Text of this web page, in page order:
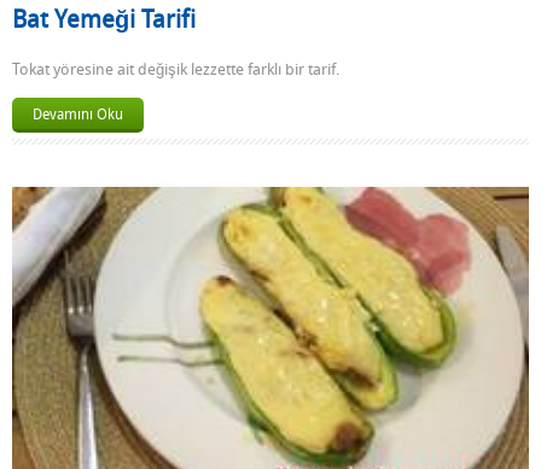
Bat Yemeği Tarifi
Tokat yöresine ait değişik lezzette farklı bir tarif.
Devamını Oku